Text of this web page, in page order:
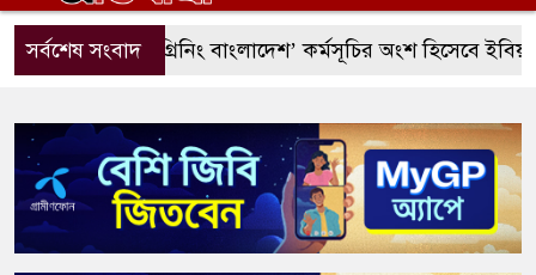
সর্বশেষ সংবাদ
‘গ্রিনিং বাংলাদেশ’ কর্মসূচির অংশ হিসেবে ইবিয়ান ক্লাবের